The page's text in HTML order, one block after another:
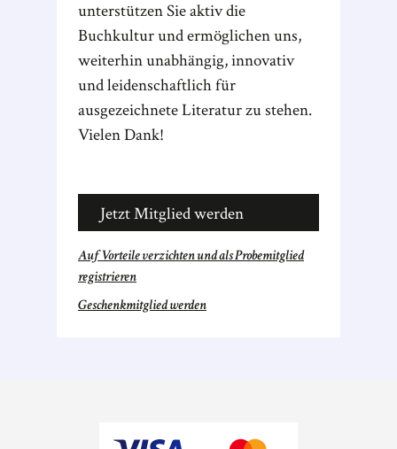
unterstützen Sie aktiv die
Buchkultur und ermöglichen uns,
weiterhin unabhängig, innovativ
und leidenschaftlich für
ausgezeichnete Literatur zu stehen.
Vielen Dank!
Jetzt Mitglied werden
Auf Vorteile verzichten und als Probemitglied
registrieren
Geschenkmitglied werden